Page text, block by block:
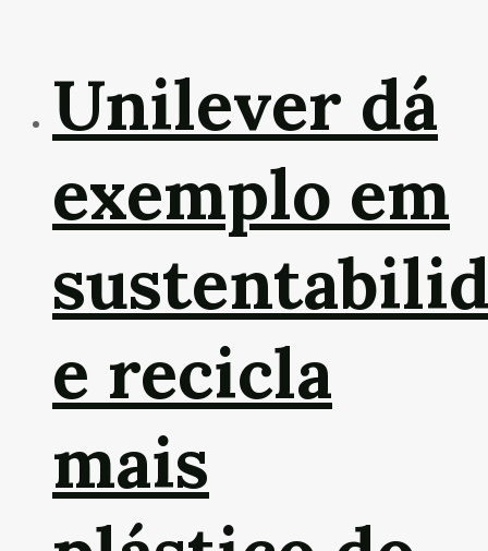
Unilever dá
exemplo em
e recicla
mais